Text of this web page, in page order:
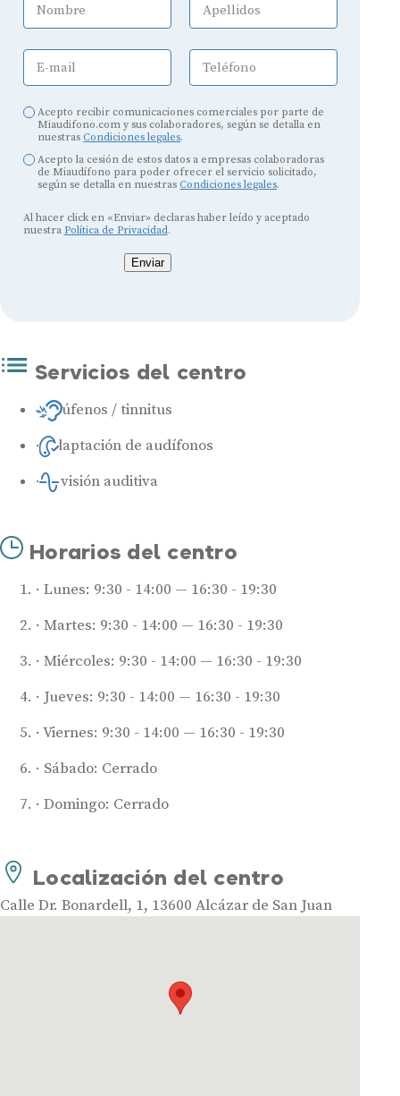
Nombre Apellidos
E-mail Teléfono
Acepto recibir comunicaciones comerciales por parte de
Miaudifono.com y sus colaboradores, según se detalla en
nuestras Condiciones legales.
Acepto la cesión de estos datos a empresas colaboradoras
de Miaudífono para poder ofrecer el servicio solicitado,
según se detalla en nuestras Condiciones legales.
Al hacer click en «Enviar» declaras haber leído y aceptado
nuestra Política de Privacidad.
Enviar
Servicios del centro
Acúfenos / tinnitus
Adaptación de audífonos
Revisión auditiva
Horarios del centro
Lunes: 9:30 - 14:00 — 16:30 - 19:30
Martes: 9:30 - 14:00 — 16:30 - 19:30
Miércoles: 9:30 - 14:00 — 16:30 - 19:30
Jueves: 9:30 - 14:00 — 16:30 - 19:30
Viernes: 9:30 - 14:00 — 16:30 - 19:30
Sábado: Cerrado
Domingo: Cerrado
Localización del centro
Calle Dr. Bonardell, 1, 13600 Alcázar de San Juan
Tipos de audífonos para la sordera
Audífonos baratos
Audífonos potentes